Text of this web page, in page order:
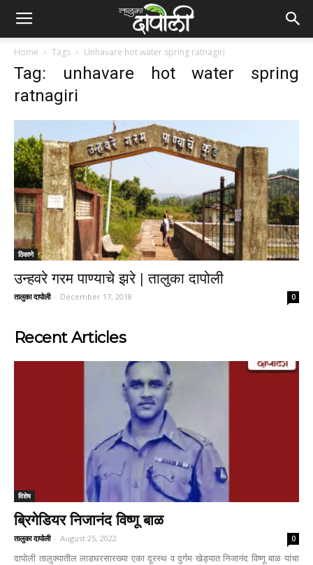
Home Tags Unhavare hot water spring ratnagiri
Tag: unhavare hot water spring
ratnagiri
ठिकाणे
उन्हवरे गरम पाण्याचे झरे | तालुका दापोली
तालुका दापोली - December 17, 2018 0
Recent Articles
विशेष
ब्रिगेडियर निजानंद विष्णू बाळ
तालुका दापोली - August 25, 2022 0
दापोली तालुक्यातील लाडघरसारख्या एका दूरस्थ व दुर्गम खेड्यात निजानंद विष्णू बाळ यांचा